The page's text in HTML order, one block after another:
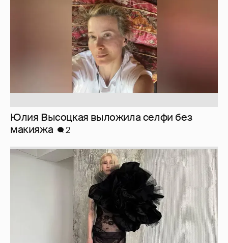
Журналистка Сулим примерила новый